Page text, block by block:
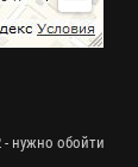
- нужно обойти